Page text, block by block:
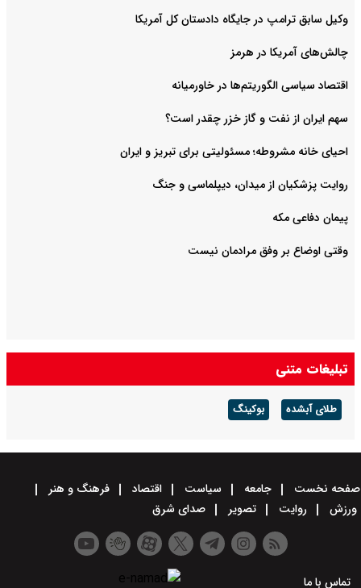
وکیل سابق ترامپ در جایگاه دادستان کل آمریکا
چالش‌های آمریکا در هرمز
اقتصاد سیاسی الگوریتم‌ها در خاورمیانه
سهم ایران از نفت و گاز خزر چقدر است؟
احیای خانه مشروطه؛ مسئولیتی برای تبریز و ایران
روایت‌ پزشکیان از میدان، دیپلماسی و جنگ
پیمان دفاعی مکه
وقتی اوضاع بر وفق مرادمان نیست
تبلیغات متنی
طلای آبشده بوکینگ
صفحه نخست جامعه سیاست اقتصاد
فرهنگ و هنر
ورزش
روایت تصویر صدای شرق
تماس با ما